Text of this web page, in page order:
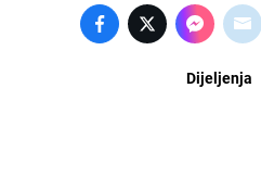
Dijeljenja